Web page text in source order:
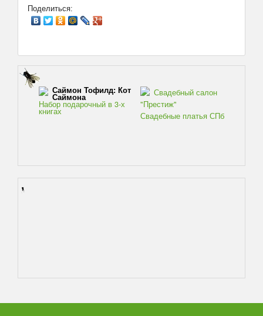
Поделиться:
Саймон Тофилд: Кот
Саймона
Набор подарочный в 3-х
книгах
Свадебный салон
"Престиж"
Свадебные платья СПб